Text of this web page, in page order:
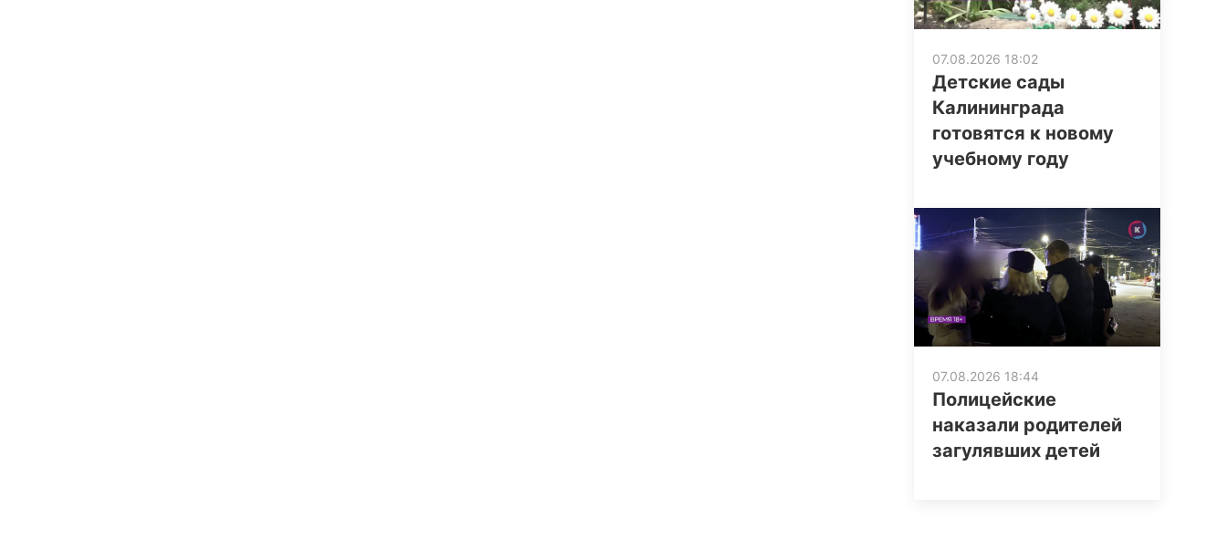
07.08.2026 18:02
Детские сады
Калининграда
готовятся к новому
учебному году
07.08.2026 18:44
Полицейские
наказали родителей
загулявших детей